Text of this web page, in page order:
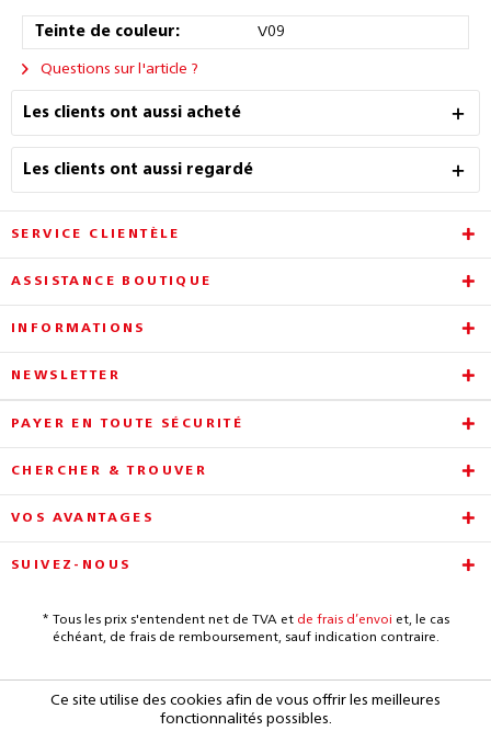
Teinte de couleur: V09
Questions sur l'article ?
Les clients ont aussi acheté
Les clients ont aussi regardé
SERVICE CLIENTÈLE
ASSISTANCE BOUTIQUE
INFORMATIONS
NEWSLETTER
PAYER EN TOUTE SÉCURITÉ
CHERCHER & TROUVER
VOS AVANTAGES
SUIVEZ-NOUS
* Tous les prix s'entendent net de TVA et de frais d’envoi et, le cas
échéant, de frais de remboursement, sauf indication contraire.
Ce site utilise des cookies afin de vous offrir les meilleures
fonctionnalités possibles.